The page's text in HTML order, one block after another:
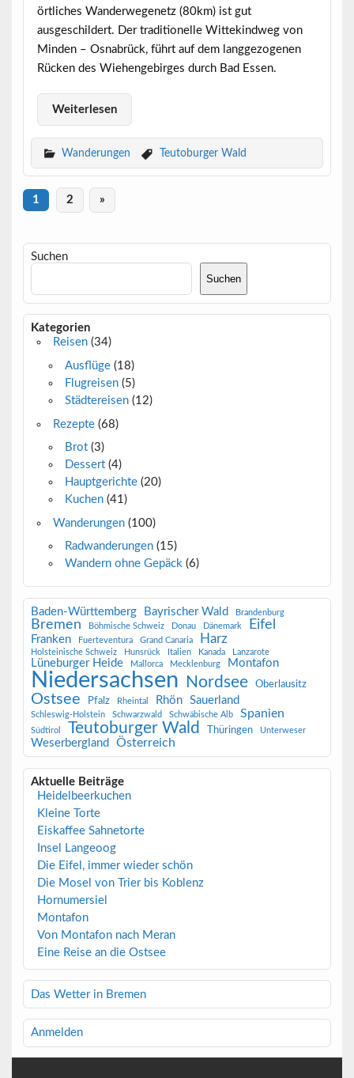
örtliches Wanderwegenetz (80km) ist gut
ausgeschildert. Der traditionelle Wittekindweg von
Minden – Osnabrück, führt auf dem langgezogenen
Rücken des Wiehengebirges durch Bad Essen.
Weiterlesen
Wanderungen Teutoburger Wald
1 2 »
Suchen
Suchen
Kategorien
Reisen(34)
Ausflüge(18)
Flugreisen(5)
Städtereisen(12)
Rezepte(68)
Brot(3)
Dessert(4)
Hauptgerichte(20)
Kuchen(41)
Wanderungen(100)
Radwanderungen(15)
Wandern ohne Gepäck(6)
Baden-Württemberg Bayrischer Wald Brandenburg
Bremen Böhmische Schweiz Donau Dänemark Eifel
Franken Fuerteventura Grand Canaria Harz
Holsteinische Schweiz Hunsrück Italien Kanada Lanzarote
Lüneburger Heide Mallorca Mecklenburg Montafon
Niedersachsen Nordsee Oberlausitz
Ostsee Pfalz Rheintal Rhön Sauerland
Schleswig-Holstein Schwarzwald Schwäbische Alb Spanien
Südtirol Teutoburger Wald Thüringen Unterweser
Weserbergland Österreich
Aktuelle Beiträge
Heidelbeerkuchen
Kleine Torte
Eiskaffee Sahnetorte
Insel Langeoog
Die Eifel, immer wieder schön
Die Mosel von Trier bis Koblenz
Hornumersiel
Montafon
Von Montafon nach Meran
Eine Reise an die Ostsee
Das Wetter in Bremen
Anmelden